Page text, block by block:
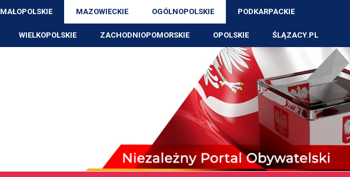
MAŁOPOLSKIE MAZOWIECKIE OGÓLNOPOLSKIE PODKARPACKIE
WIELKOPOLSKIE ZACHODNIOPOMORSKIE OPOLSKIE ŚLĄZACY.PL